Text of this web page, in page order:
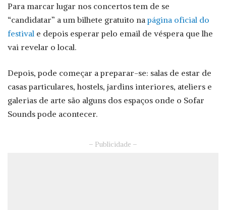
Para marcar lugar nos concertos tem de se
“candidatar” a um bilhete gratuito napágina oficial do
festival e depois esperar pelo email de véspera que lhe
vai revelar o local.
Depois, pode começar a preparar-se: salas de estar de
casas particulares, hostels, jardins interiores, ateliers e
galerias de arte são alguns dos espaços onde o Sofar
Sounds pode acontecer.
– Publicidade –